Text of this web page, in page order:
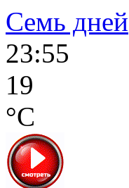
Семь дней
23:55
19
°C